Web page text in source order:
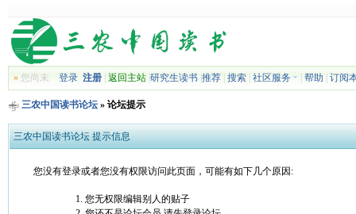
»您尚未 登录 注册| 返回主站| 研究生读书| 推荐| 搜索| 社区服务 帮助 订阅
三农中国读书论坛» 论坛提示
三农中国读书论坛 提示信息
您没有登录或者您没有权限访问此页面，可能有如下几个原因:
您无权限编辑别人的贴子